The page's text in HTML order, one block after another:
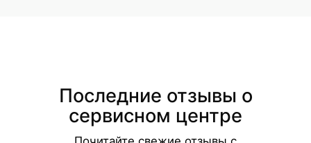
Последние отзывы о
сервисном центре